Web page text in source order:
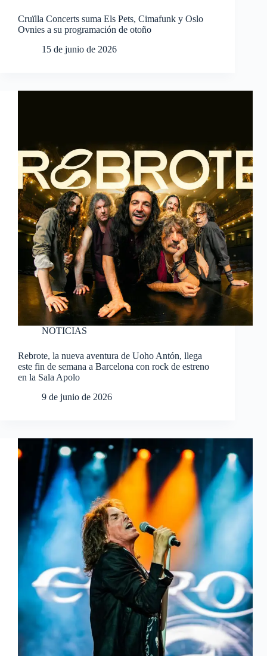
Cruïlla Concerts suma Els Pets, Cimafunk y Oslo
Ovnies a su programación de otoño
15 de junio de 2026
NOTICIAS
Rebrote, la nueva aventura de Uoho Antón, llega
este fin de semana a Barcelona con rock de estreno
en la Sala Apolo
9 de junio de 2026